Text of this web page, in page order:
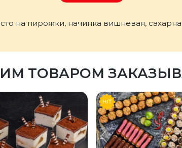
на пирожки, начинка вишневая,
ТОВАРОМ
Предыдущий